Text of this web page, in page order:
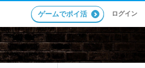
ゲームでポイ活 ログイン